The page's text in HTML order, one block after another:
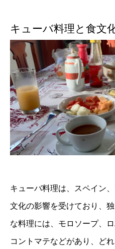
キューバ料理と食文
キューバ料理は、スペイン
文化の影響を受けており、
な料理には、モロソープ、
コントマテなどがあり、ど